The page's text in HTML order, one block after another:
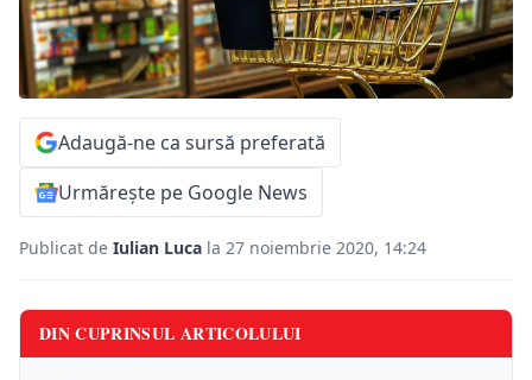
Adaugă-ne ca sursă preferată
Urmărește pe Google News
Publicat de Iulian Luca la 27 noiembrie 2020, 14:24
DIN CUPRINSUL ARTICOLULUI